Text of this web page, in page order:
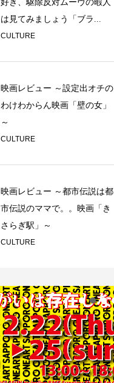
好き、駆除反対ムーヴの暇人
は見てみましょう「ブラ...
CULTURE
映画レビュー ～設定出オチの
わけわからん映画「壁の女」
～
CULTURE
映画レビュー ～都市伝説は都
市伝説のママで。。映画「き
さらぎ駅」～
CULTURE